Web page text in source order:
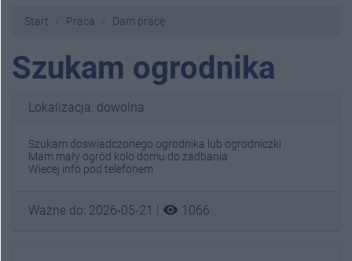
Start Praca Dam pracę
Szukam ogrodnika
Lokalizacja: dowolna
Szukam doswiadczonego ogrodnika lub ogrodniczki
Mam mały ogród kolo domu do zadbania
Wiecej info pod telefonem
Ważne do: 2026-05-21 | visibility 1066